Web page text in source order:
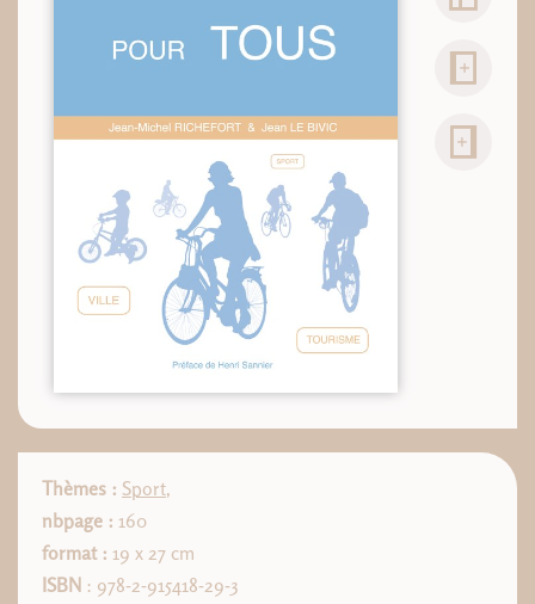
Thèmes : Sport,
nbpage : 160
format : 19 x 27 cm
ISBN : 978-2-915418-29-3